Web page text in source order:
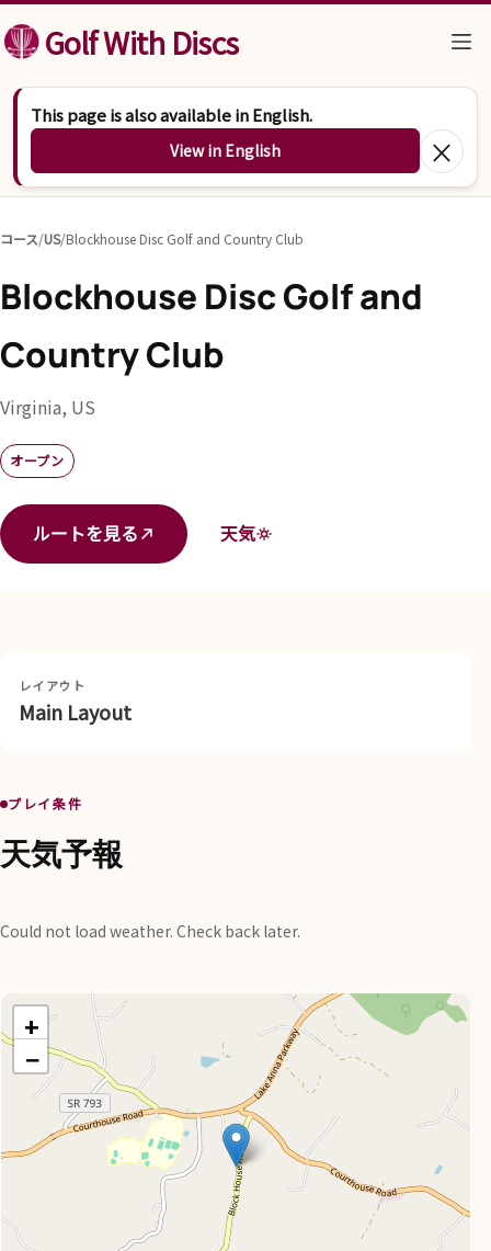
コンテンツへスキップ
Golf With Discs
This page is also available in English.
View in English ×
コース/US/Blockhouse Disc Golf and Country Club
Blockhouse Disc Golf and
Country Club
Virginia, US
オープン
ルートを見る 天気
レイアウト
Main Layout
プレイ条件
天気予報
Could not load weather. Check back later.
+
−